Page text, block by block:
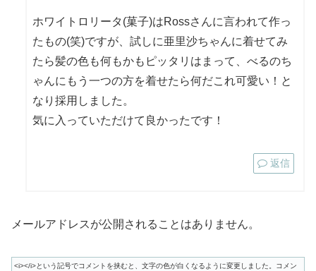
ホワイトロリータ(菓子)はRossさんに言われて作っ
たもの(笑)ですが、試しに亜里沙ちゃんに着せてみ
たら髪の色も何もかもピッタリはまって、べるのち
ゃんにもう一つの方を着せたら何だこれ可愛い！と
なり採用しました。
気に入っていただけて良かったです！
返信
メールアドレスが公開されることはありません。
<i></i>という記号でコメントを挟むと、文字の色が白くなるように変更しました。コメン